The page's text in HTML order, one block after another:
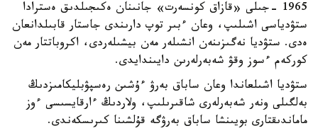
1965 -جىلى «قازاق كونسەرت» جانىنان ەكىجىلدىق ەسترادا
ستۋدياسى اشىلىپ، وعان ءبىر توپ دارىندى جاستار قابىلدانعان
ەدى. ستۋديا نەگىزىنەن انشىلەر مەن بيشىلەردى، اكروباتتار مەن
كوركەم ءسوز وقۋ شەبەرلەرىن دايىندايدى.
ستۋديا اشىلعاندا وعان ساباق بەرۋ ءۇشىن رەسپۋبليكامىزدىڭ
بەلگىلى ونەر شەبەرلەرى شاقىرىلىپ، ولاردىڭ ءارقايسىسى ءوز
ماماندىقتارى بويىنشا ساباق بەرۋگە قۇلشىنا كىرىسكەندى.